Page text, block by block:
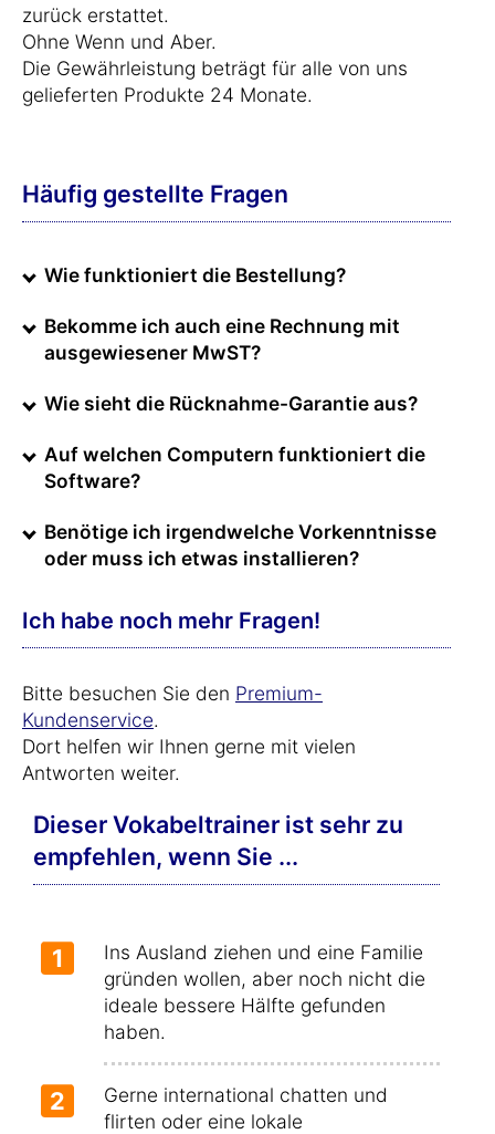
zurück erstattet.
Ohne Wenn und Aber.
Die Gewährleistung beträgt für alle von uns
gelieferten Produkte 24 Monate.
Häufig gestellte Fragen
Wie funktioniert die Bestellung?
Bekomme ich auch eine Rechnung mit
ausgewiesener MwST?
Wie sieht die Rücknahme-Garantie aus?
Auf welchen Computern funktioniert die
Software?
Benötige ich irgendwelche Vorkenntnisse
oder muss ich etwas installieren?
Ich habe noch mehr Fragen!
Bitte besuchen Sie den Premium-
Kundenservice.
Dort helfen wir Ihnen gerne mit vielen
Antworten weiter.
Dieser Vokabeltrainer ist sehr zu
empfehlen, wenn Sie ...
1
Ins Ausland ziehen und eine Familie
gründen wollen, aber noch nicht die
ideale bessere Hälfte gefunden
haben.
2
Gerne international chatten und
flirten oder eine lokale